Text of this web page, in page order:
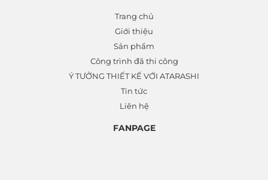
Trang chủ
Giới thiệu
Sản phẩm
Công trình đã thi công
Ý TƯỞNG THIẾT KẾ VỚI ATARASHI
Tin tức
Liên hệ
FANPAGE